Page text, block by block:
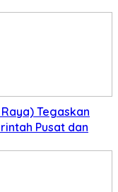
Tegaskan
Pusat dan